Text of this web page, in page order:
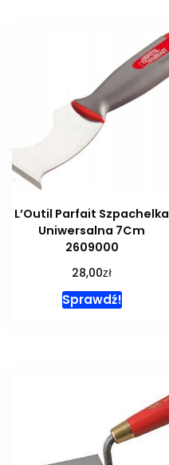
L’Outil Parfait Szpachelka
Uniwersalna 7Cm
2609000
28,00zł
Sprawdź!